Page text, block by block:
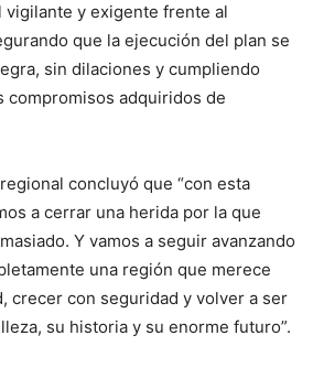
vigilante y exigente frente al
que la ejecución del plan se
sin dilaciones y cumpliendo
compromisos adquiridos de
concluyó que “con esta
a cerrar una herida por la que
Y vamos a seguir avanzando
una región que merece
crecer con seguridad y volver a ser
su historia y su enorme futuro”.